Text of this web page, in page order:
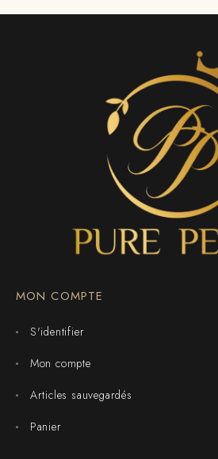
MON COMPTE
S'identifier
Mon compte
Articles sauvegardés
Panier